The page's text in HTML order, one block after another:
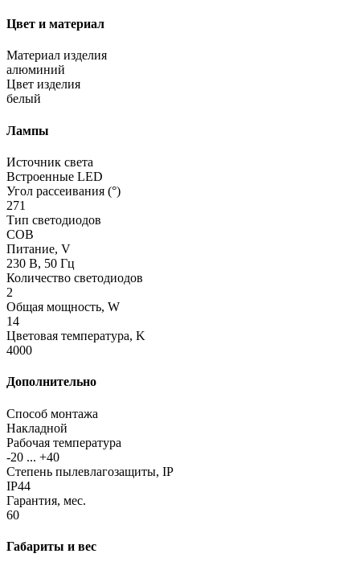
Цвет и материал
Материал изделия
алюминий
Цвет изделия
белый
Лампы
Источник света
Встроенные LED
Угол рассеивания (°)
271
Тип светодиодов
COB
Питание, V
230 В, 50 Гц
Количество светодиодов
2
Общая мощность, W
14
Цветовая температура, K
4000
Дополнительно
Способ монтажа
Накладной
Рабочая температура
-20 ... +40
Степень пылевлагозащиты, IP
IP44
Гарантия, мес.
60
Габариты и вес